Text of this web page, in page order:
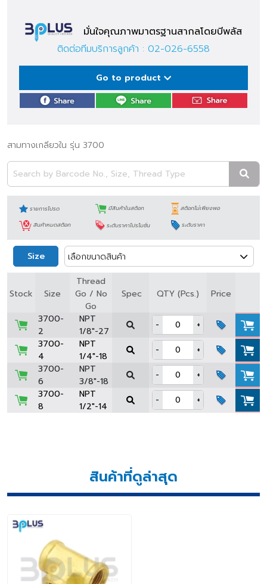
มั่นใจคุณภาพมาตรฐานสากลโดยบีพลัส
ติดต่อทีมบริการลูกค้า : 02-026-6558
Go to product
สามทางเกลียวใน รุ่น 3700
รายการโปรด มีสินค้าในสต็อก
สต็อกไม่เพียงพอ
สินค้าหมดสต็อก
ระดับราคาโปรโมชั่น ระดับราคา
Size เลือกขนาดสินค้า
Stock Size
Thread
Go / No
Go
Spec QTY (Pcs.)
Price
3700-
2
NPT
1/8"-27
-
+
3700-
4
NPT
1/4"-18
-
+
3700-
6
NPT
3/8"-18
-
+
3700-
8
NPT
1/2"-14
- +
สินค้าที่ดูล่าสุด